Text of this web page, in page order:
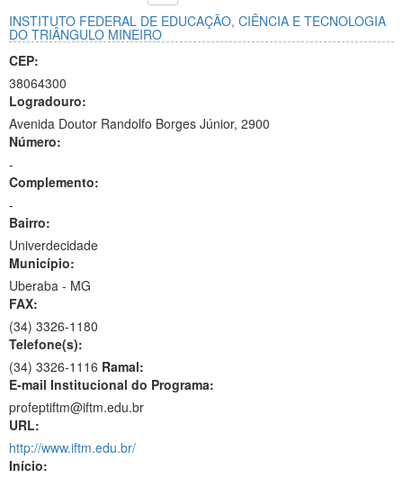
INSTITUTO FEDERAL DE EDUCAÇÃO, CIÊNCIA E TECNOLOGIA
DO TRIÂNGULO MINEIRO
CEP:
38064300
Logradouro:
Avenida Doutor Randolfo Borges Júnior, 2900
Número:
-
Complemento:
-
Bairro:
Univerdecidade
Município:
Uberaba - MG
FAX:
(34) 3326-1180
Telefone(s):
(34) 3326-1116 Ramal:
E-mail Institucional do Programa:
profeptiftm@iftm.edu.br
URL:
http://www.iftm.edu.br/
Início: